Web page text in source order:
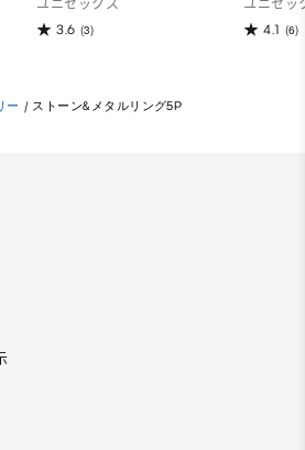
ユニセックス
3.6 (3)
ユニセッ
4.1 (6)
ー / ストーン&メタルリング5P